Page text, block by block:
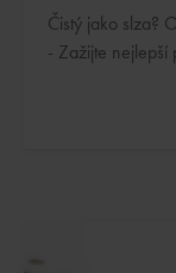
Čistý jako slza?
- Zažijte nejlepší